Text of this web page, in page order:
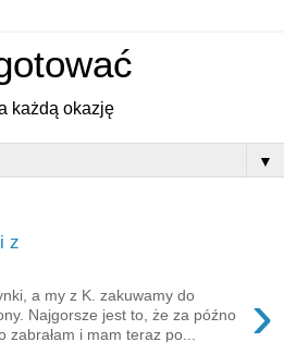
każdą okazję
▼
z
›
a my z K. zakuwamy do
Najgorsze jest to, że za późno
zabrałam i mam teraz po...